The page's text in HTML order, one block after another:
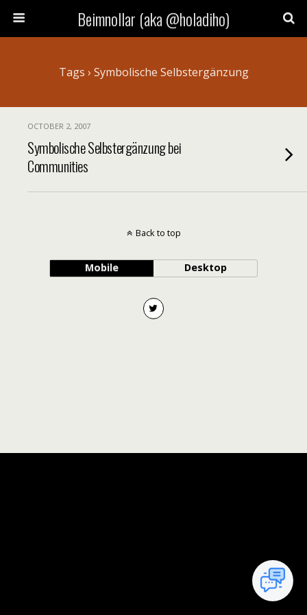
Beimnollar (aka @holadiho)
Tags › Symbolische Selbstergänzung
OCTOBER 2, 2007
Symbolische Selbstergänzung bei
Communities
Back to top
Mobile Desktop